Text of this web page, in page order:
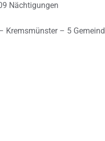
Nächtigungen
Kremsmünster – 5